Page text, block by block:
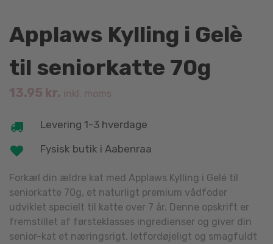
Applaws Kylling i Gelè
til seniorkatte 70g
13.95 kr. inkl. moms
Levering 1-3 hverdage
Fysisk butik i Aabenraa
Forkæl din ældre kat med Applaws Kylling i Gelé til
seniorkatte 70g, et naturligt premium vådfoder
udviklet specielt til katte over 7 år. Denne opskrift er
fremstillet af førsteklasses ingredienser og giver din
senior-kat et næringsrigt, letfordøjeligt og smagfuldt